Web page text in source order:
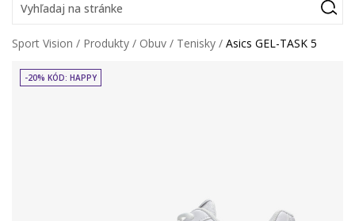
Vyhľadaj na stránke
Sport Vision Produkty Obuv Tenisky Asics GEL-TASK 5
-20% KÓD: HAPPY